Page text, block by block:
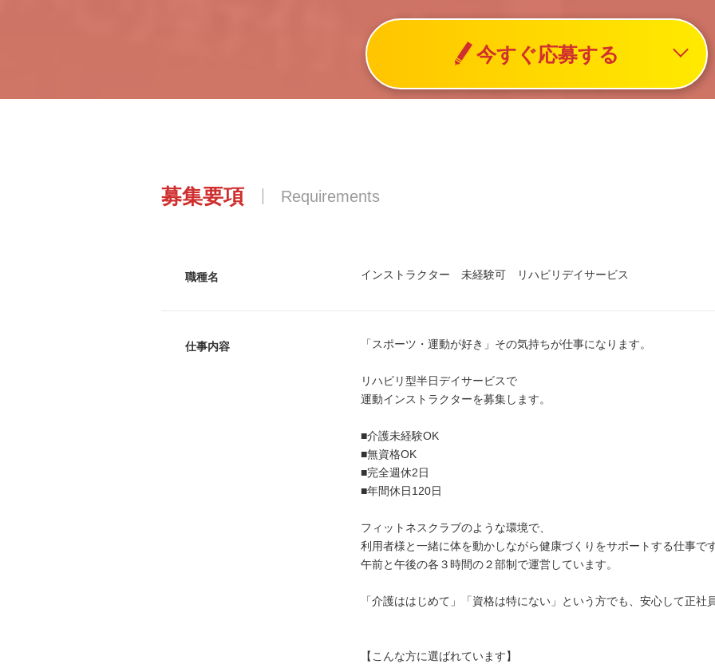
今すぐ応募する
募集要項 Requirements
職種名 インストラクター 未経験可 リハビリデイサービス
仕事内容 「スポーツ・運動が好き」その気持ちが仕事になります。
リハビリ型半日デイサービスで
運動インストラクターを募集します。
■介護未経験OK
■無資格OK
■完全週休2日
■年間休日120日
フィットネスクラブのような環境で、
利用者様と一緒に体を動かしながら健康づくりをサポートする仕事です
午前と午後の各３時間の２部制で運営しています。
「介護ははじめて」「資格は特にない」という方でも、安心して正社
【こんな方に選ばれています】